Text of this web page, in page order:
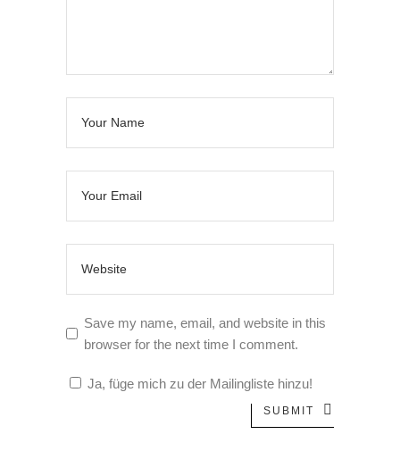
Save my name, email, and website in this
browser for the next time I comment.
Ja, füge mich zu der Mailingliste hinzu!
SUBMIT